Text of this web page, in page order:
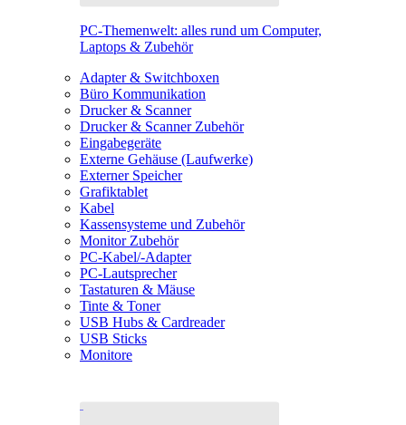
PC-Themenwelt: alles rund um Computer,
Laptops & Zubehör
Adapter & Switchboxen
Büro Kommunikation
Drucker & Scanner
Drucker & Scanner Zubehör
Eingabegeräte
Externe Gehäuse (Laufwerke)
Externer Speicher
Grafiktablet
Kabel
Kassensysteme und Zubehör
Monitor Zubehör
PC-Kabel/-Adapter
PC-Lautsprecher
Tastaturen & Mäuse
Tinte & Toner
USB Hubs & Cardreader
USB Sticks
Monitore